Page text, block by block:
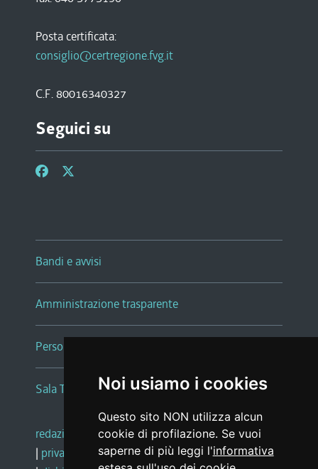
Noi usiamo i cookies
Questo sito NON utilizza alcun
cookie di profilazione. Se vuoi
saperne di più leggi l'informativa
Posta certificata:
consiglio@certregione.fvg.it
C.F. 80016340327
Seguici su
Bandi e avvisi
Amministrazione trasparente
Persone e Uffici
Sala Tiziano Tessitori
redazione web |note legali |glossario
| privacy
social media policy